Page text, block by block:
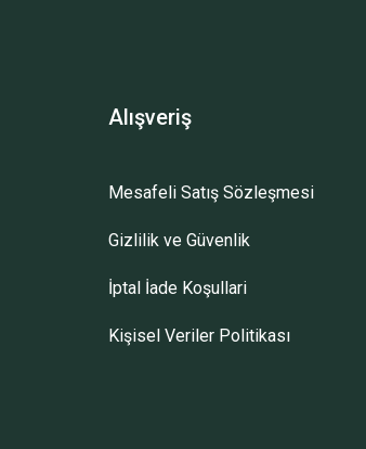
Alışveriş
Mesafeli Satış Sözleşmesi
Gizlilik ve Güvenlik
İptal İade Koşullari
Kişisel Veriler Politikası